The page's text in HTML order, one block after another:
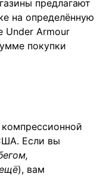
предлагают
на определённую
Under Armour
покупки
компрессионной
Если вы
), вам